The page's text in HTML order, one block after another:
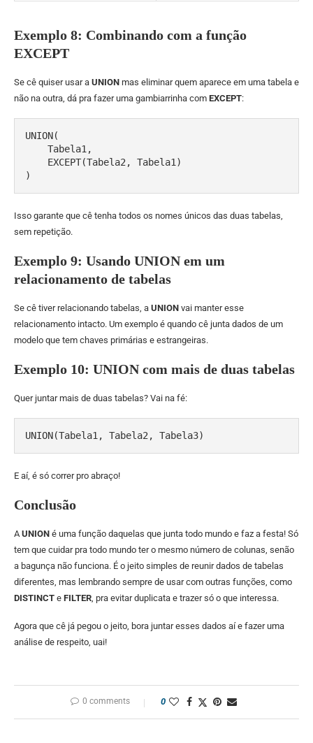
Exemplo 8: Combinando com a função
EXCEPT
Se cê quiser usar a UNION mas eliminar quem aparece em uma tabela e
não na outra, dá pra fazer uma gambiarrinha com EXCEPT:
UNION(
)
Isso garante que cê tenha todos os nomes únicos das duas tabelas,
sem repetição.
Exemplo 9: Usando UNION em um
relacionamento de tabelas
Se cê tiver relacionando tabelas, a UNION vai manter esse
relacionamento intacto. Um exemplo é quando cê junta dados de um
modelo que tem chaves primárias e estrangeiras.
Exemplo 10: UNION com mais de duas tabelas
Quer juntar mais de duas tabelas? Vai na fé:
UNION(Tabela1, Tabela2, Tabela3)
E aí, é só correr pro abraço!
Conclusão
A UNION é uma função daquelas que junta todo mundo e faz a festa! Só
tem que cuidar pra todo mundo ter o mesmo número de colunas, senão
a bagunça não funciona. É o jeito simples de reunir dados de tabelas
diferentes, mas lembrando sempre de usar com outras funções, como
DISTINCT e FILTER , pra evitar duplicata e trazer só o que interessa.
Agora que cê já pegou o jeito, bora juntar esses dados aí e fazer uma
análise de respeito, uai!
0 comments 0